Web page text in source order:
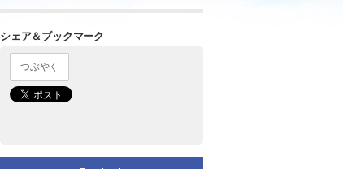
シェア＆ブックマーク